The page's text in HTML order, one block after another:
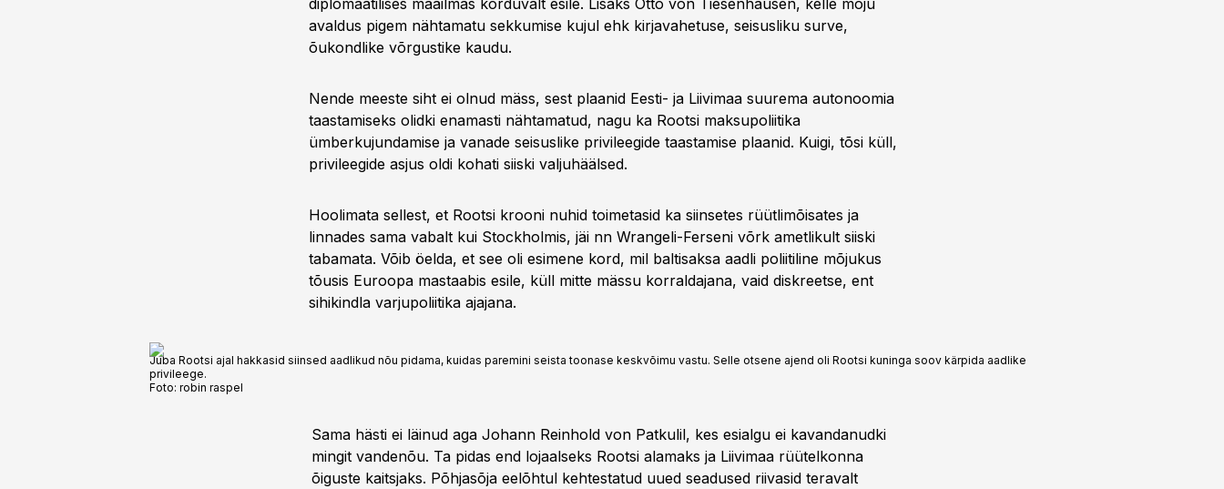
diplomaatilises maa­ilmas korduvalt esile. Lisaks Otto von Tiesenhausen, kelle mõju
avaldus pigem nähtamatu sekkumise kujul ehk kirjavahetuse, seisusliku surve,
õukondlike võrgustike kaudu.
Nende meeste siht ei olnud mäss, sest plaanid Eesti- ja Liivimaa suurema autonoomia
taastamiseks olidki enamasti nähtamatud, nagu ka Rootsi maksu­poliitika
ümberkujundamise ja vanade seisuslike privileegide taastamise plaanid. Kuigi, tõsi küll,
privi­leegide asjus oldi kohati siiski valju­­häälsed.
Hoolimata sellest, et Rootsi krooni nuhid toimetasid ka siinsetes rüütli­mõisates ja
linnades sama vabalt kui Stockholmis, jäi nn Wrangeli-Ferseni võrk ametlikult siiski
tabamata. Võib öelda, et see oli esimene kord, mil baltisaksa aadli poliitiline mõjukus
tõusis Euroopa mastaabis esile, küll mitte mässu korraldajana, vaid diskreetse, ent
sihikindla varjupoliitika ajajana.
Juba Rootsi ajal hakkasid siinsed aadlikud nõu pidama, kuidas paremini seista toonase keskvõimu vastu. Selle otsene ajend oli Rootsi kuninga soov kärpida aadlike
privileege.
Foto: robin raspel
Sama hästi ei läinud aga Johann Reinhold von Patkulil, kes esialgu ei kavandanudki
mingit vandenõu. Ta pidas end lojaalseks Rootsi alamaks ja Liivimaa rüütelkonna
õiguste kaitsjaks. Põhjasõja eelõhtul kehtestatud uued seadused riivasid teravalt